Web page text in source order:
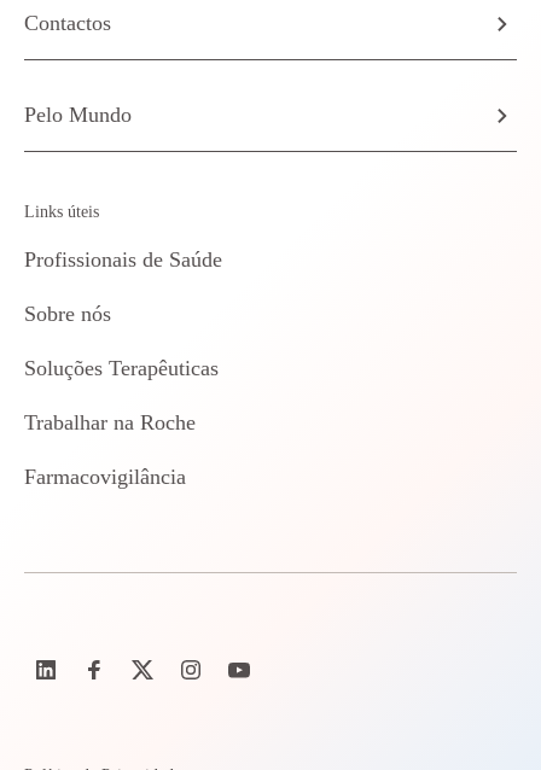
Contactos
Pelo Mundo
Links úteis
Profissionais de Saúde
Sobre nós
Soluções Terapêuticas
Trabalhar na Roche
Farmacovigilância